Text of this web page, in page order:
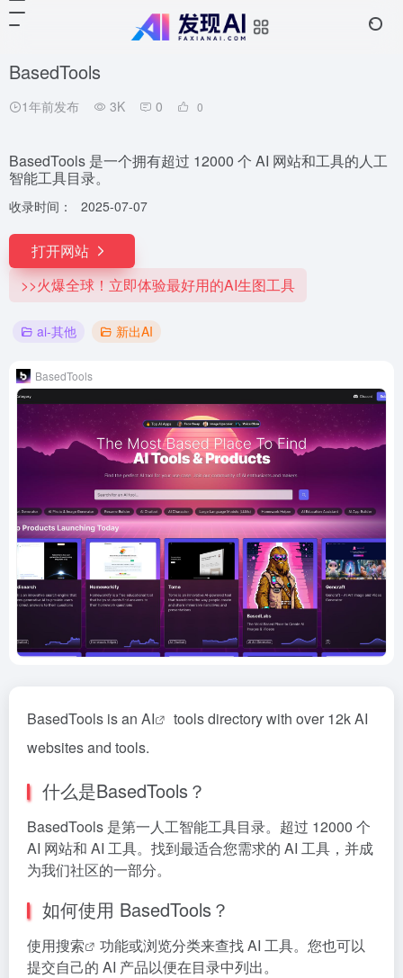
BasedTools
1年前发布 3K 0 0
BasedTools 是一个拥有超过 12000 个 AI 网站和工具的人工
智能工具目录。
收录时间： 2025-07-07
打开网站
>>火爆全球！立即体验最好用的AI生图工具
ai-其他 新出AI
BasedTools
BasedTools is an AI
tools directory with over 12k AI
websites and tools.
什么是BasedTools？
BasedTools 是第一人工智能工具目录。超过 12000 个
AI 网站和 AI 工具。找到最适合您需求的 AI 工具，并成
为我们社区的一部分。
如何使用 BasedTools？
使用搜索
功能或浏览分类来查找 AI 工具。您也可以
提交自己的 AI 产品以便在目录中列出。